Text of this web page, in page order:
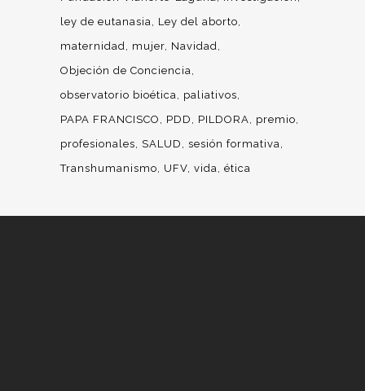
ley de eutanasia
Ley del aborto
maternidad
mujer Navidad
Objeción de Conciencia
observatorio bioética
paliativos
PAPA FRANCISCO
PDD PILDORA
premio
profesionales
SALUD
sesión formativa
Transhumanismo
UFV vida ética